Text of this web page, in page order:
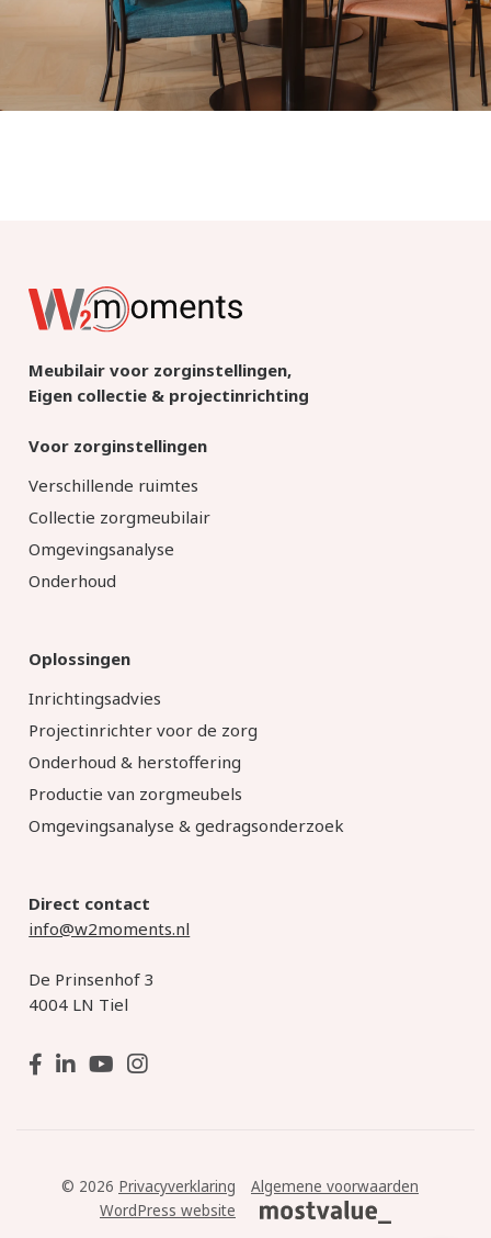
Meubilair voor zorginstellingen,
Eigen collectie & projectinrichting
Voor zorginstellingen
Verschillende ruimtes
Collectie zorgmeubilair
Omgevingsanalyse
Onderhoud
Oplossingen
Inrichtingsadvies
Projectinrichter voor de zorg
Onderhoud & herstoffering
Productie van zorgmeubels
Omgevingsanalyse & gedragsonderzoek
Direct contact
info@w2moments.nl
De Prinsenhof 3
4004 LN Tiel
© 2026 Privacyverklaring
Algemene voorwaarden
WordPress website